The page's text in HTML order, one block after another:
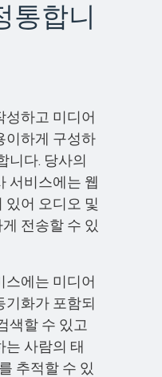
통합니
성하고 미디어
이하게 구성하
니다. 당사의
서비스에는 웹
있어 오디오 및
전송할 수 있
스에는 미디어
기화가 포함되
색할 수 있고
는 사람의 태
추적할 수 있